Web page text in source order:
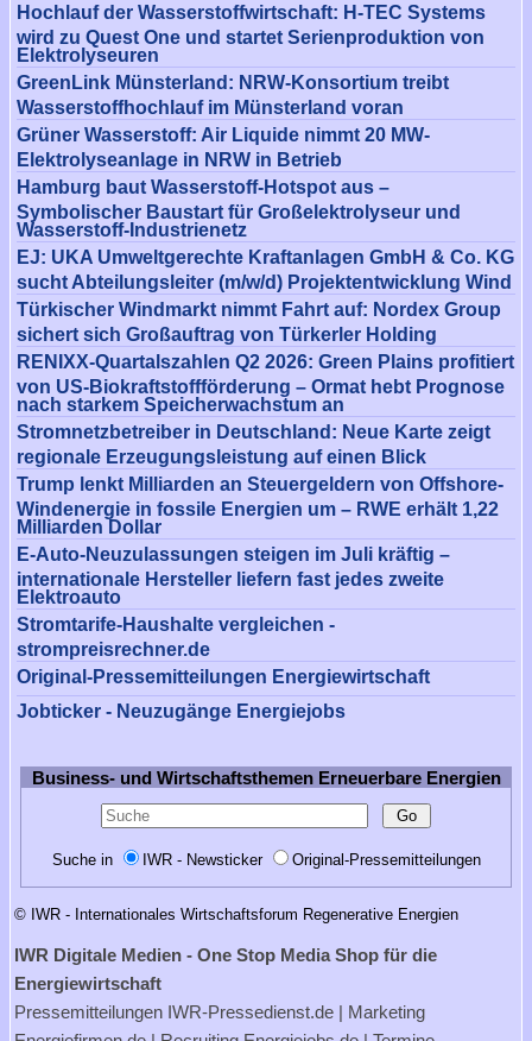
Hochlauf der Wasserstoffwirtschaft: H-TEC Systems
wird zu Quest One und startet Serienproduktion von
Elektrolyseuren
GreenLink Münsterland: NRW-Konsortium treibt
Wasserstoffhochlauf im Münsterland voran
Grüner Wasserstoff: Air Liquide nimmt 20 MW-
Elektrolyseanlage in NRW in Betrieb
Hamburg baut Wasserstoff-Hotspot aus –
Symbolischer Baustart für Großelektrolyseur und
Wasserstoff-Industrienetz
EJ: UKA Umweltgerechte Kraftanlagen GmbH & Co. KG
sucht Abteilungsleiter (m/w/d) Projektentwicklung Wind
Türkischer Windmarkt nimmt Fahrt auf: Nordex Group
sichert sich Großauftrag von Türkerler Holding
RENIXX-Quartalszahlen Q2 2026: Green Plains profitiert
von US-Biokraftstoffförderung – Ormat hebt Prognose
nach starkem Speicherwachstum an
Stromnetzbetreiber in Deutschland: Neue Karte zeigt
regionale Erzeugungsleistung auf einen Blick
Trump lenkt Milliarden an Steuergeldern von Offshore-
Windenergie in fossile Energien um – RWE erhält 1,22
Milliarden Dollar
E-Auto-Neuzulassungen steigen im Juli kräftig –
internationale Hersteller liefern fast jedes zweite
Elektroauto
Stromtarife-Haushalte vergleichen -
strompreisrechner.de
Original-Pressemitteilungen Energiewirtschaft
Jobticker - Neuzugänge Energiejobs
Business- und Wirtschaftsthemen Erneuerbare Energien
Suche in IWR - Newsticker Original-Pressemitteilungen
© IWR - Internationales Wirtschaftsforum Regenerative Energien
IWR Digitale Medien - One Stop Media Shop für die
Energiewirtschaft
Pressemitteilungen IWR-Pressedienst.de | Marketing